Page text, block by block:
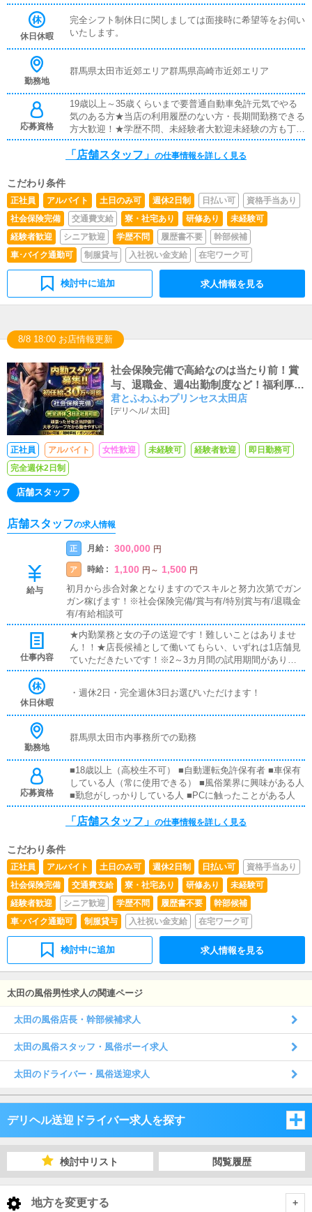
指導させて頂きます。ご安心ください！
休日休暇
完全シフト制休日に関しましては面接時に希望等をお伺い
いたします。
勤務地
群馬県太田市近郊エリア群馬県高崎市近郊エリア
応募資格
19歳以上～35歳くらいまで要普通自動車免許元気でやる
気のある方★当店の利用履歴のない方・長期間勤務できる
方大歓迎！★学歴不問、未経験者大歓迎未経験の方も丁寧
に一から指導します。真面目で意欲のある方お待ちしてお
ります。
「店舗スタッフ」 の仕事情報を詳しく見る
こだわり条件
正社員 アルバイト 土日のみ可 週休2日制 日払い可
資格手当あり
社会保険完備
交通費支給 寮・社宅あり 研修あり
未経験可
経験者歓迎
シニア歓迎 学歴不問 履歴書不要
幹部候補
車･バイク通勤可
制服貸与 入社祝い金支給 在宅ワーク可
検討中に追加 求人情報を見る
8/8 18:00 お店情報更新
社会保険完備で高給なのは当たり前！賞
与、退職金、週4出勤制度など！福利厚生
が全国トップクラスの職場です！
君とふわふわプリンセス太田店
[デリヘル/ 太田]
正社員 アルバイト 女性歓迎 未経験可 経験者歓迎
即日勤務可
完全週休2日制
店舗スタッフ
店舗スタッフの求人情報
給与
正 月給 : 300,000 円
ア 時給 : 1,100 円 ～ 1,500 円
初月から歩合対象となりますのでスキルと努力次第でガン
ガン稼げます！※社会保険完備/賞与有/特別賞与有/退職金
有/有給相談可
仕事内容
★内勤業務と女の子の送迎です！難しいことはありませ
ん！！★店長候補として働いてもらい、いずれは1店舗見
ていただきたいです！※2～3カ月間の試用期間がありま
す。★店長になっていただけたら売り上げに応じた歩合も
休日休暇
・週休2日・完全週休3日お選びいただけます！
勤務地
群馬県太田市内事務所での勤務
応募資格
■18歳以上（高校生不可） ■自動運転免許保有者 ■車保有
している人（常に使用できる） ■風俗業界に興味がある人
■勤怠がしっかりしている人 ■PCに触ったことがある人
「店舗スタッフ」 の仕事情報を詳しく見る
こだわり条件
正社員 アルバイト 土日のみ可 週休2日制 日払い可
資格手当あり
社会保険完備
交通費支給 寮・社宅あり 研修あり
未経験可
経験者歓迎
シニア歓迎 学歴不問 履歴書不要
幹部候補
車･バイク通勤可
制服貸与 入社祝い金支給 在宅ワーク可
検討中に追加 求人情報を見る
太田の風俗男性求人の関連ページ
太田の風俗店長・幹部候補求人
太田の風俗スタッフ・風俗ボーイ求人
太田のドライバー・風俗送迎求人
デリヘル送迎ドライバー求人を探す
埼玉県
検討中リスト 閲覧履歴
地方を変更する